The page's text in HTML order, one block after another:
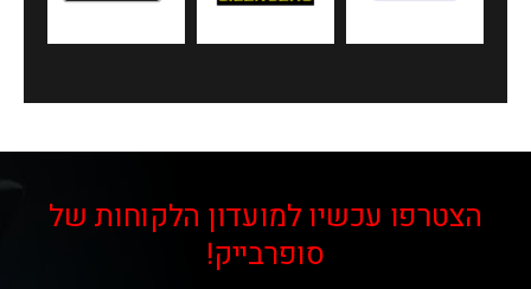
הצטרפו עכשיו למועדון הלקוחות של
סופרבייק!